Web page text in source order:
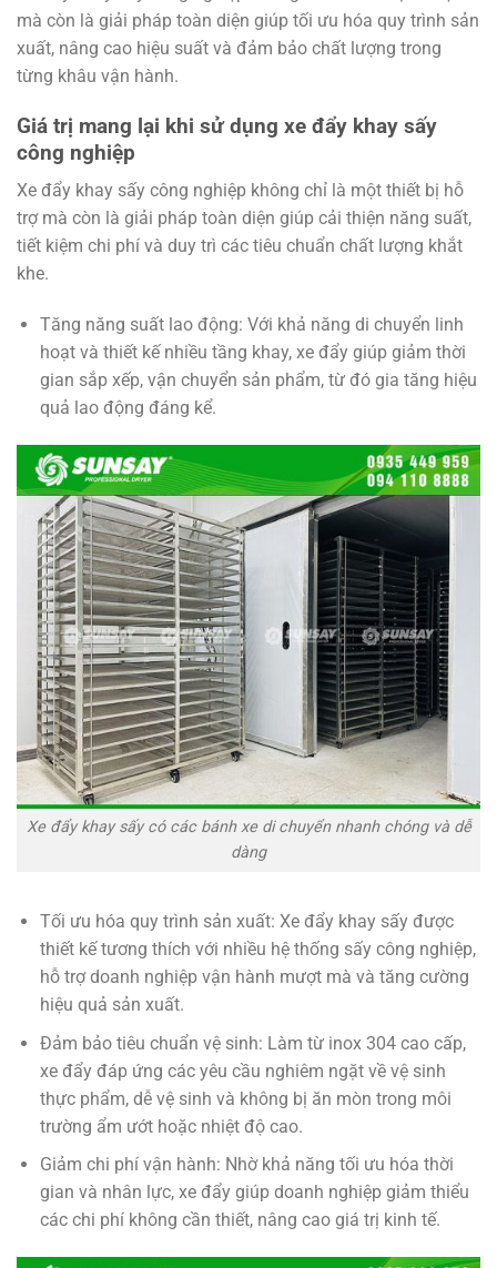
mà còn là giải pháp toàn diện giúp tối ưu hóa quy trình sản
xuất, nâng cao hiệu suất và đảm bảo chất lượng trong
từng khâu vận hành.
Giá trị mang lại khi sử dụng xe đẩy khay sấy
công nghiệp
Xe đẩy khay sấy công nghiệp không chỉ là một thiết bị hỗ
trợ mà còn là giải pháp toàn diện giúp cải thiện năng suất,
tiết kiệm chi phí và duy trì các tiêu chuẩn chất lượng khắt
khe.
Tăng năng suất lao động: Với khả năng di chuyển linh
hoạt và thiết kế nhiều tầng khay, xe đẩy giúp giảm thời
gian sắp xếp, vận chuyển sản phẩm, từ đó gia tăng hiệu
quả lao động đáng kể.
Xe đẩy khay sấy có các bánh xe di chuyển nhanh chóng và dễ
dàng
Tối ưu hóa quy trình sản xuất: Xe đẩy khay sấy được
thiết kế tương thích với nhiều hệ thống sấy công nghiệp,
hỗ trợ doanh nghiệp vận hành mượt mà và tăng cường
hiệu quả sản xuất.
Đảm bảo tiêu chuẩn vệ sinh: Làm từ inox 304 cao cấp,
xe đẩy đáp ứng các yêu cầu nghiêm ngặt về vệ sinh
thực phẩm, dễ vệ sinh và không bị ăn mòn trong môi
trường ẩm ướt hoặc nhiệt độ cao.
Giảm chi phí vận hành: Nhờ khả năng tối ưu hóa thời
gian và nhân lực, xe đẩy giúp doanh nghiệp giảm thiểu
các chi phí không cần thiết, nâng cao giá trị kinh tế.